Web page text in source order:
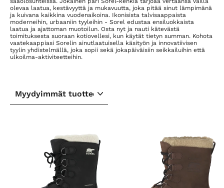
olevaa laatua, kestävyyttä ja mukavuutta, joka pitää sinut lämpimänä
ja kuivana kaikkina vuodenaikoina. Ikonisista talvisaappaista
moderneihin, urbaaniin tyyleihin - Sorel edustaa ensiluokkaista
laatua ja ajattoman muotoilun. Osta nyt ja nauti kätevästä
toimituksesta suoraan kotiovellesi, kun käytät tietyn summan. Kohota
vaatekaappiasi Sorelin ainutlaatuisella käsityön ja innovatiivisen
tyylin yhdistelmällä, joka sopii sekä jokapäiväisiin seikkailuihin että
ulkoilma-aktiviteetteihin.